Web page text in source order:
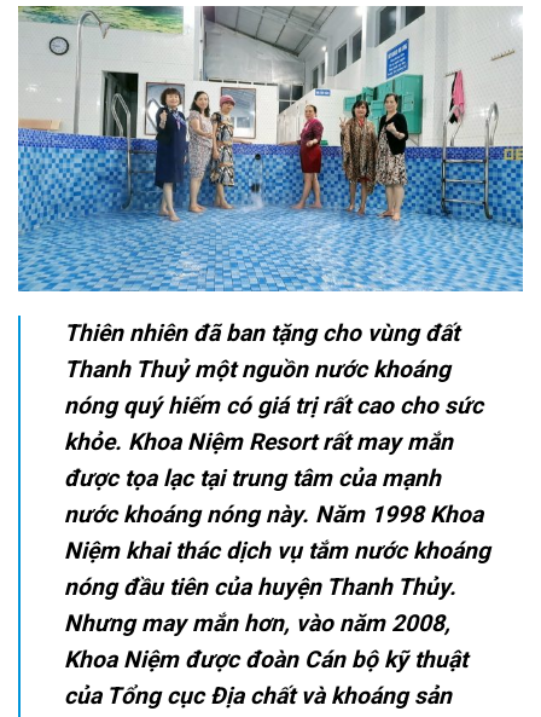
Thiên nhiên đã ban tặng cho vùng đất
Thanh Thuỷ một nguồn nước khoáng
nóng quý hiếm có giá trị rất cao cho sức
khỏe. Khoa Niệm Resort rất may mắn
được tọa lạc tại trung tâm của mạnh
nước khoáng nóng này. Năm 1998 Khoa
Niệm khai thác dịch vụ tắm nước khoáng
nóng đầu tiên của huyện Thanh Thủy.
Nhưng may mắn hơn, vào năm 2008,
Khoa Niệm được đoàn Cán bộ kỹ thuật
của Tổng cục Địa chất và khoáng sản